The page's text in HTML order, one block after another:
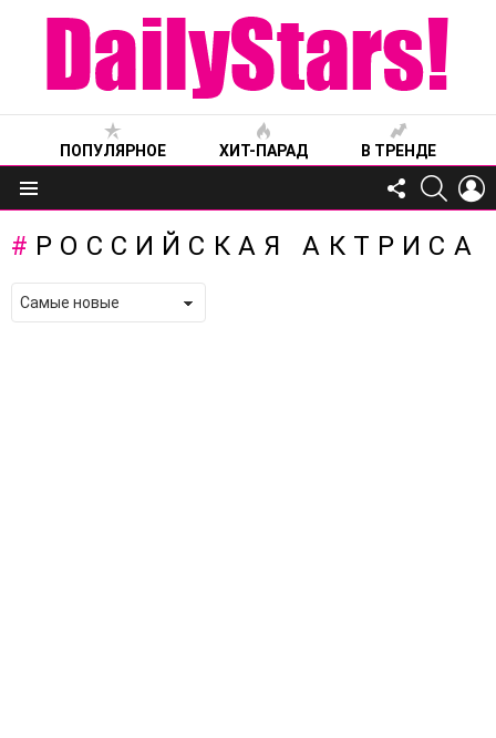
ПОПУЛЯРНОЕ ХИТ-ПАРАД В ТРЕНДЕ
Меню
FOLLOW
US
РОССИЙСКАЯ АКТРИСА